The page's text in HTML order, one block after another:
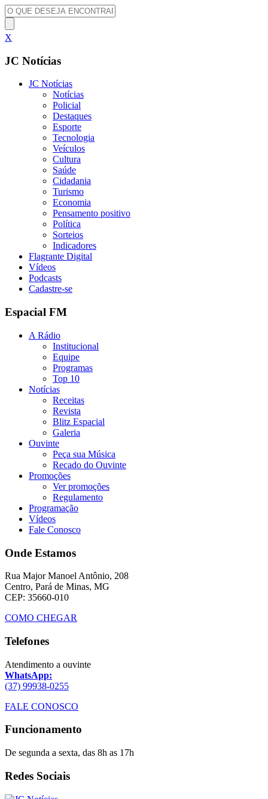
X
JC Notícias
JC Notícias
Notícias
Policial
Destaques
Esporte
Tecnologia
Veículos
Cultura
Saúde
Cidadania
Turismo
Economia
Pensamento positivo
Política
Sorteios
Indicadores
Flagrante Digital
Vídeos
Podcasts
Cadastre-se
Espacial FM
A Rádio
Institucional
Equipe
Programas
Top 10
Notícias
Receitas
Revista
Blitz Espacial
Galeria
Ouvinte
Peça sua Música
Recado do Ouvinte
Promoções
Ver promoções
Regulamento
Programação
Vídeos
Fale Conosco
Onde Estamos
Rua Major Manoel Antônio, 208
Centro, Pará de Minas, MG
CEP: 35660-010
COMO CHEGAR
Telefones
Atendimento a ouvinte
WhatsApp:
(37) 99938-0255
FALE CONOSCO
Funcionamento
De segunda a sexta, das 8h as 17h
Redes Sociais